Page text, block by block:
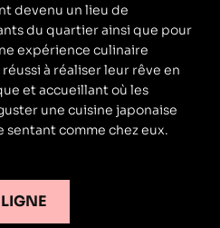
devenu un lieu de
du quartier ainsi que pour
expérience culinaire
à réaliser leur rêve en
et accueillant où les
une cuisine japonaise
comme chez eux.